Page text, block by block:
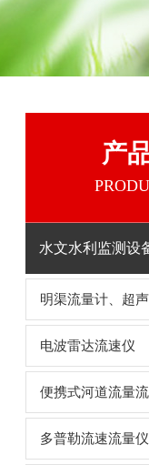
产
水文水利监测设
明渠流量计、超
电波雷达流速仪
便携式河道流量
多普勒流速流量仪